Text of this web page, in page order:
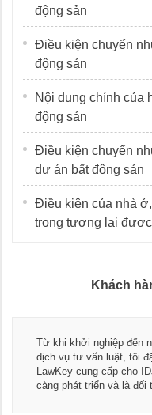
động sản
Điều kiện chuyển
động sản
Nội dung chính của
động sản
Điều kiện chuyển
dự án bất động sản
Điều kiện của nhà
trong tương lai
Khách
tôi sử dụng rất nhiều
với dịch vụ mà
cho LawKey ngày
lâu dài của IDJ Group.